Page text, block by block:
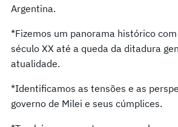
Argentina.
*Fizemos um panorama histórico
século XX até a queda da ditadura
atualidade.
*Identificamos as tensões e as
governo de Milei e seus cúmplices.